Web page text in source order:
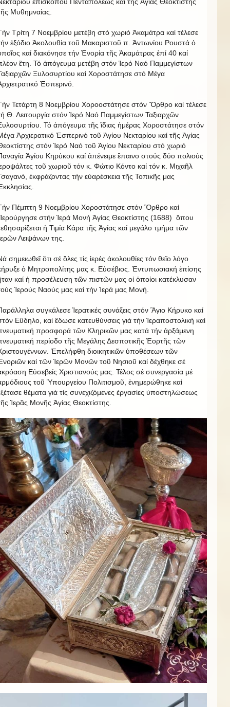
ἐπισκόπου Πενταπόλεως καί τῆς Ἁγίας Θεοκτίστης
Μυθημναίας.
Τρίτη 7 Νοεμβρίου μετέβη στό χωριό Ἀκαμάτρα καί τέλεσε
ἐξόδιο Ἀκολουθία τοῦ Μακαριστοῦ π. Ἀντωνίου Ρουστά ὁ
καί διακόνησε τήν Ἐνορία τῆς Ἀκαμάτρας ἐπί 40 καί
ἒτη. Τό ἀπόγευμα μετέβη στόν Ἱερό Ναό Παμμεγίστων
Ξυλοσυρτίου καί Χοροστάτησε στό Μέγα
Ἑσπερινό.
Τετάρτη 8 Νοεμβρίου Χοροοστάτησε στόν Ὂρθρο καί τέλεσε
Θ. Λειτουργία στόν Ἱερό Ναό Παμμεγίστων Ταξιαρχῶν
Τό ἀπόγευμα τῆς ἳδιας ἡμέρας Χοροστάτησε στόν
Ἀρχιερατικό Ἑσπερινό τοῦ Ἁγίου Νεκταρίου καί τῆς Ἁγίας
στόν Ἱερό Ναό τοῦ Ἁγίου Νεκταρίου στό χωριό
Ἁγίου Κηρύκου καί ἀπένειμε ἒπαινο στούς δύο πολιούς
τοῦ χωριοῦ τόν κ. Φώτιο Κόντο καί τόν κ. Μιχαῆλ
ἐκφράζοντας τήν εὐαρέσκεια τῆς Τοπικῆς μας
Πέμπτη 9 Νοεμβρίου Χοροστάτησε στόν Ὂρθρο καί
στήν Ἱερά Μονή Ἁγίας Θεοκτίστης (1688) ὃπου
ἡ Τιμία Κάρα τῆς Ἁγίας καί μεγάλο τμήμα τῶν
Λειψάνων της.
σημειωθεῖ ὃτι σέ ὃλες τίς ἱερές ἀκολουθίες τόν θεῖο λόγο
ὁ Μητροπολίτης μας κ. Εὐσέβιος. Ἐντυπωσιακή ἐπίσης
καί ἡ προσέλευση τῶν πιστῶν μας οἱ ὁποίοι κατέκλυσαν
Ἱερούς Ναούς μας καί τήν Ἱερά μας Μονή.
συγκάλεσε Ἱερατικές συνάξεις στόν Ἃγιο Κήρυκο καί
Εὒδηλο, καί ἒδωσε κατευθύνσεις γιά τήν Ἱεραποστολική καί
προσφορά τῶν Κληρικῶν μας κατά τήν ἀρξάμενη
περίοδο τῆς Μεγάλης Δεσποτικῆς Ἑορτῆς τῶν
Ἐπελήφθη διοικητικῶν ὑποθέσεων τῶν
καί τῶν Ἱερῶν Μονῶν τοῦ Νησιοῦ καί δέχθηκε σέ
Εὐσεβείς Χριστιανούς μας. Τέλος σέ συνεργασία μέ
τοῦ Ὑπουργείου Πολιτισμοῦ, ἐνημερώθηκε καί
θέματα γιά τίς συνεχιζόμενες ἐργασίες ὑποστηλώσεως
Ἱερᾶς Μονῆς Ἁγίας Θεοκτίστης.